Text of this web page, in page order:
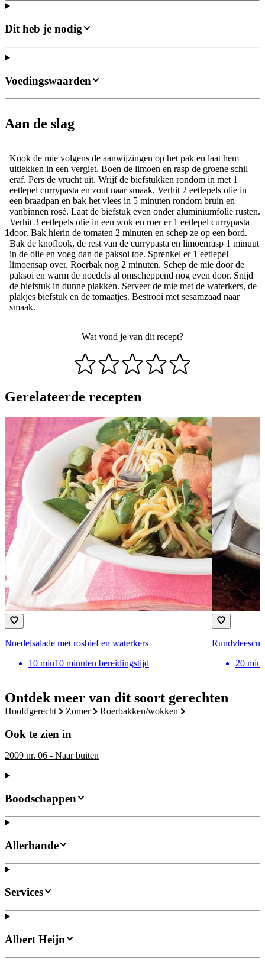
Dit heb je nodig
Ontdek meer van dit soort gerechten
hoofdgerecht zomer roerbakken/wokken
Ook te zien in
2009 nr. 06 - Naar buiten
Aan de slag
1
Kook de mie volgens de aanwijzingen op het pak en laat hem
uitlekken in een vergiet. Boen de limoen en rasp de groene schil
eraf. Pers de vrucht uit. Wrijf de biefstukken rondom in met 1
eetlepel currypasta en zout naar smaak. Verhit 2 eetlepels olie in
een braadpan en bak het vlees in 5 minuten rondom bruin en
vanbinnen rosé. Laat de biefstuk even onder aluminiumfolie rusten.
Verhit 3 eetlepels olie in een wok en roer er 1 eetlepel currypasta
door. Bak hierin de tomaten 2 minuten en schep ze op een bord.
Bak de knoflook, de rest van de currypasta en limoenrasp 1 minuut
in de olie en voeg dan de paksoi toe. Sprenkel er 1 eetlepel
limoensap over. Roerbak nog 2 minuten. Schep de mie door de
paksoi en warm de noedels al omscheppend nog even door. Snijd
de biefstuk in dunne plakken. Serveer de mie met de waterkers, de
plakjes biefstuk en de tomaatjes. Bestrooi met sesamzaad naar
smaak.
Wat vond je van dit recept?
Voedingswaarden
Gerelateerde recepten
Noedelsalade met rosbief en waterkers
10 min10 minuten bereidingstijd
20 min
Boodschappen
Allerhande
Services
Albert Heijn